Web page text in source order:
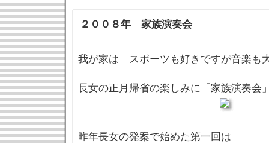
２００８年 家族演奏会
我が家は スポーツも好きですが音楽も
長女の正月帰省の楽しみに「家族演奏会
昨年長女の発案で始めた第一回は